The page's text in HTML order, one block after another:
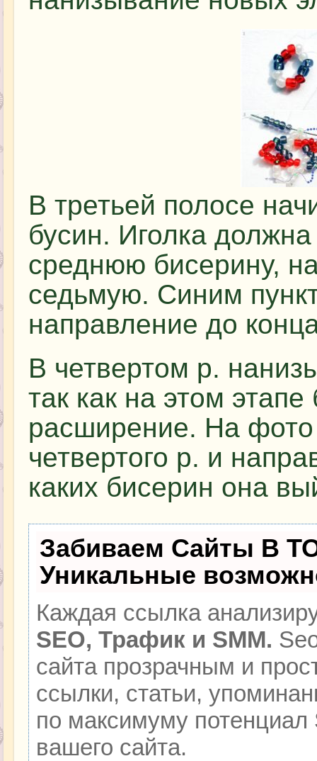
В третьей полосе
бусин. Иголка
среднюю бисерину,
седьмую. Синим
направление до
В четвертом р.
так как на этом этапе
расширение. На
четвертого р. и
каких бисерин она
Забиваем Сайты В
Уникальные
Каждая ссылка
SEO, Трафик и SMM.
сайта прозрачным и
ссылки, статьи,
по максимуму
вашего сайта.